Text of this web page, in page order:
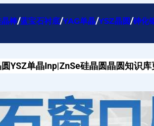
棒/蓝宝石衬底/YAG单晶/YSZ晶圆/砷化
YSZ单晶Inp|ZnSe硅晶圆晶圆知识库